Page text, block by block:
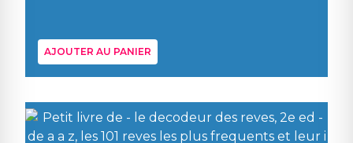
AJOUTER AU PANIER